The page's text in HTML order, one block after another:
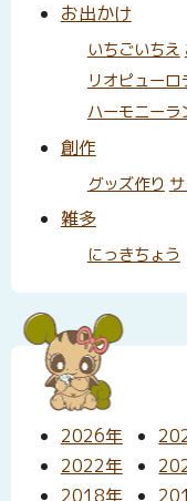
お出かけ
いちごいちえ
リオピューロ
ハーモニーラ
創作
グッズ作り
雑多
にっきちょう
2026年
2022年
2018年